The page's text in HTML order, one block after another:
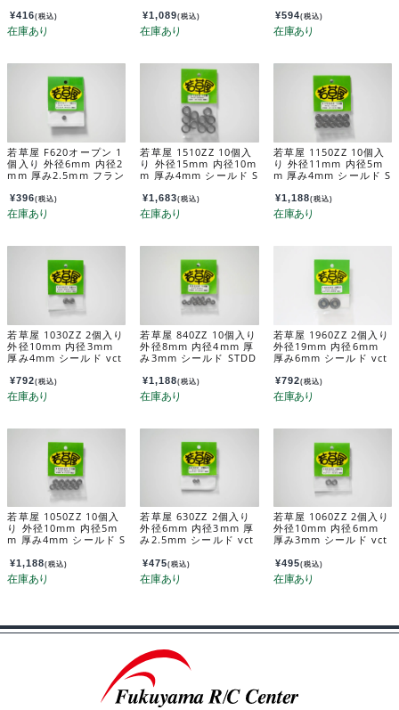
¥416(税込) ¥1,089(税込) ¥594(税込)
若草屋 F620オープン 1
個入り 外径6mm 内径2
mm 厚み2.5mm フラン
¥396(税込)
若草屋 1510ZZ 10個入
り 外径15mm 内径10m
m 厚み4mm シールド S
¥1,683(税込)
若草屋 1150ZZ 10個入
り 外径11mm 内径5m
m 厚み4mm シールド S
¥1,188(税込)
若草屋 1030ZZ 2個入り
外径10mm 内径3mm
厚み4mm シールド vct
¥792(税込)
若草屋 840ZZ 10個入り
外径8mm 内径4mm 厚
み3mm シールド STDD
¥1,188(税込)
若草屋 1960ZZ 2個入り
外径19mm 内径6mm
厚み6mm シールド vct
¥792(税込)
若草屋 1050ZZ 10個入
り 外径10mm 内径5m
m 厚み4mm シールド S
¥1,188(税込)
若草屋 630ZZ 2個入り
外径6mm 内径3mm 厚
み2.5mm シールド vct
¥475(税込)
若草屋 1060ZZ 2個入り
外径10mm 内径6mm
厚み3mm シールド vct
¥495(税込)